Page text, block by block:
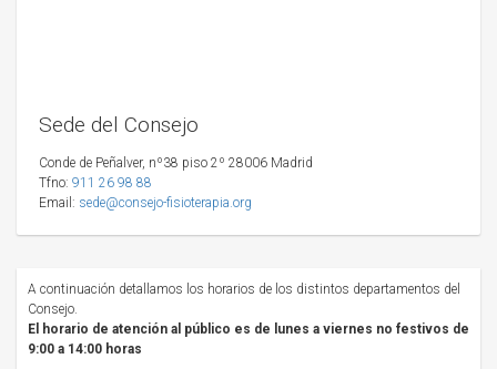
Sede del Consejo
Conde de Peñalver, nº38 piso 2º 28006 Madrid
Tfno: 911 26 98 88
Email: sede@consejo-fisioterapia.org
A continuación detallamos los horarios de los distintos departamentos del
Consejo.
El horario de atención al público es de lunes a viernes no festivos de
9:00 a 14:00 horas